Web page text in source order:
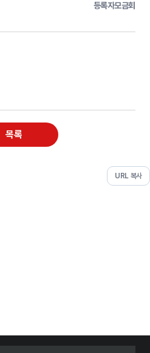
URL 복사
등록자모금회
목록